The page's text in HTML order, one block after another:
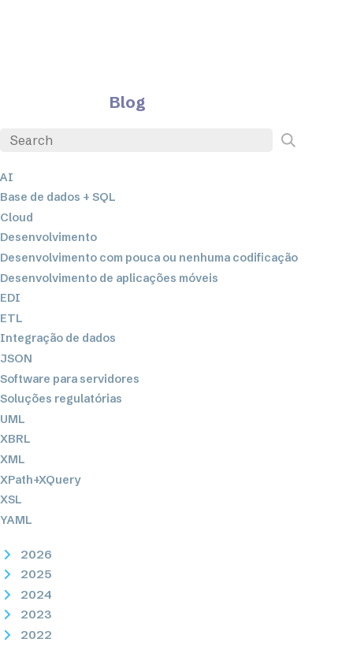
Blog
AI
Base de dados + SQL
Cloud
Desenvolvimento
Desenvolvimento com pouca ou nenhuma codificação
Desenvolvimento de aplicações móveis
EDI
ETL
Integração de dados
JSON
Software para servidores
Soluções regulatórias
UML
XBRL
XML
XPath+XQuery
XSL
YAML
2026
2025
2024
2023
2022